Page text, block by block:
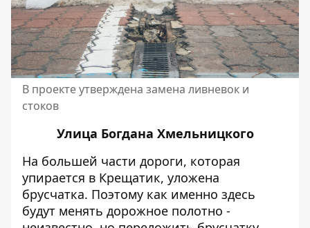
В проекте утверждена замена ливневок и
стоков
Улица Богдана Хмельницкого
На большей части дороги, которая
упирается в Крещатик, уложена
брусчатка. Поэтому как именно здесь
будут менять дорожное полотно -